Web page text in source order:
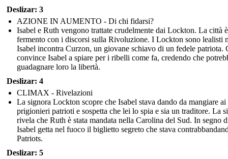
Deslizar: 3
AZIONE IN AUMENTO - Di chi fidarsi?
Isabel e Ruth vengono trattate crudelmente dai Lockton. La città
fermento con i discorsi sulla Rivoluzione. I Lockton sono lealisti
Isabel incontra Curzon, un giovane schiavo di un fedele patriota.
convince Isabel a spiare per i ribelli come fa, credendo che
guadagnare loro la libertà.
Deslizar: 4
CLIMAX - Rivelazioni
La signora Lockton scopre che Isabel stava dando da mangiare ai
prigionieri patrioti e sospetta che lei lo spia e sia un traditore. La
rivela che Ruth è stata mandata nella Carolina del Sud. In segno
Isabel getta nel fuoco il biglietto segreto che stava
Patriots.
Deslizar: 5